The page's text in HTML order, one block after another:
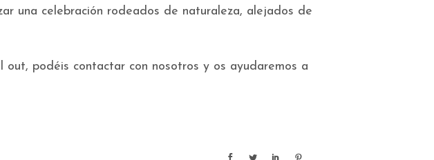
una celebración rodeados de naturaleza, alejados de
podéis contactar con nosotros y os ayudaremos a